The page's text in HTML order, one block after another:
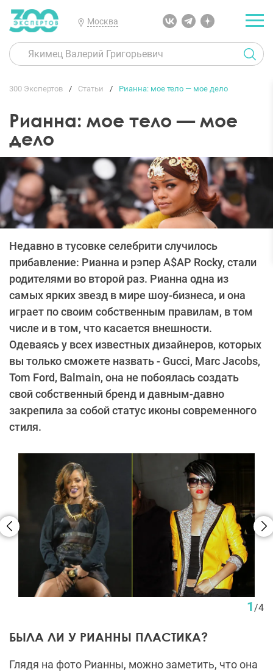
Москва
300 Экспертов Статьи Рианна: мое тело — мое дело
Рианна: мое тело — мое
дело
Недавно в тусовке селебрити случилось
прибавление: Рианна и рэпер A$AP Rocky, стали
родителями во второй раз. Рианна одна из
самых ярких звезд в мире шоу-бизнеса, и она
играет по своим собственным правилам, в том
числе и в том, что касается внешности.
Одеваясь у всех известных дизайнеров, которых
вы только сможете назвать - Gucci, Marc Jacobs,
Tom Ford, Balmain, она не побоялась создать
свой собственный бренд и давным-давно
закрепила за собой статус иконы современного
стиля.
1/4
БЫЛА ЛИ У РИАННЫ ПЛАСТИКА?
Глядя на фото Рианны, можно заметить, что она